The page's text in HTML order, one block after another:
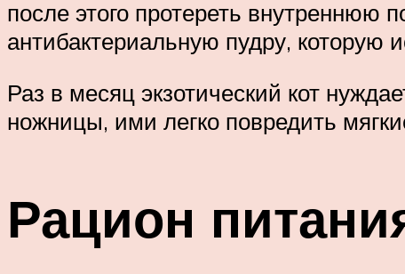
после этого протереть внутреннюю
антибактериальную пудру, которую
Раз в месяц экзотический кот
ножницы, ими легко повредить
Рацион